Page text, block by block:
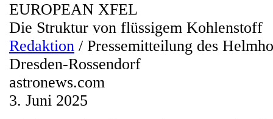
EUROPEAN XFEL
Die Struktur von flüssigem Kohlenstoff
Redaktion / Pressemitteilung des
Dresden-Rossendorf
astronews.com
3. Juni 2025